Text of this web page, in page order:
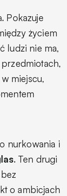
Pokazuje
życiem
ludzi nie ma,
miejscu,
nurkowania i
. Ten drugi
o ambicjach